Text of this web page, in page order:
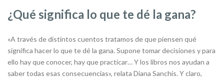
¿Qué significa lo que te dé la gana?
«A través de distintos cuentos tratamos de que piensen qué
significa hacer lo que te dé la gana. Supone tomar decisiones y para
ello hay que conocer, hay que practicar… Y los libros nos ayudan a
saber todas esas consecuencias», relata Diana Sanchís. Y claro,